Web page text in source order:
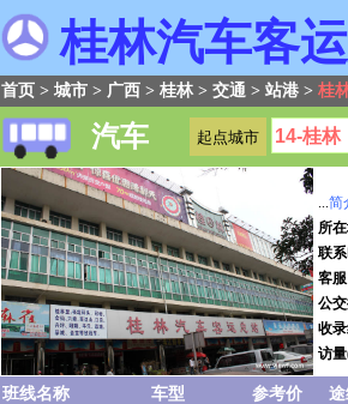
桂林汽车客
首页 > 城市 > 广西 > 桂林> 交通 > 站港 > 桂
汽车
...简
所
联
客
公
收
访
班线名称 车型 参考价